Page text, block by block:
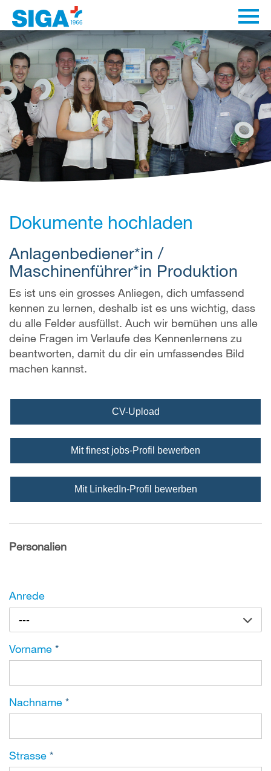
Dokumente hochladen
Anlagenbediener*in /
Maschinenführer*in Produktion
Es ist uns ein grosses Anliegen, dich umfassend
kennen zu lernen, deshalb ist es uns wichtig, dass
du alle Felder ausfüllst. Auch wir bemühen uns alle
deine Fragen im Verlaufe des Kennenlernens zu
beantworten, damit du dir ein umfassendes Bild
machen kannst.
CV-Upload
Mit finest jobs-Profil bewerben
Mit LinkedIn-Profil bewerben
Personalien
Anrede
---
Vorname *
Nachname *
Strasse *